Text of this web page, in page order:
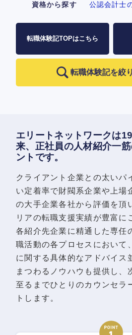
資格から探す 公認会計士
転職体験記TOPはこちら
転職体験記を絞
エリートネットワークは
来、正社員の人材紹介一
ントです。
クライアント企業との太いパ
い定着率で財閥系企業や上場
の大手企業各社から評価を頂
リアの転職支援実績が豊富に
各紹介先企業に精通した専任
職活動の各プロセスにおいて
に関する具体的なアドバイス
まつわるノウハウも提供し、
至るまでひとりのカウンセラ
トします。